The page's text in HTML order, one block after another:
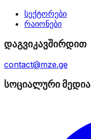
სექტორები
რაიონები
დაგვიკავშირდით
contact@mze.ge
სოციალური მედია